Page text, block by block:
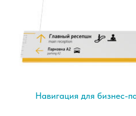
Навигация для бизнес-